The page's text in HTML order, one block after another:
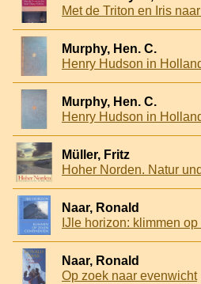
Murphy, Hen. C.
Murphy, Hen. C.
Müller, Fritz
Naar, Ronald
Naar, Ronald
Op zoek naar evenwicht